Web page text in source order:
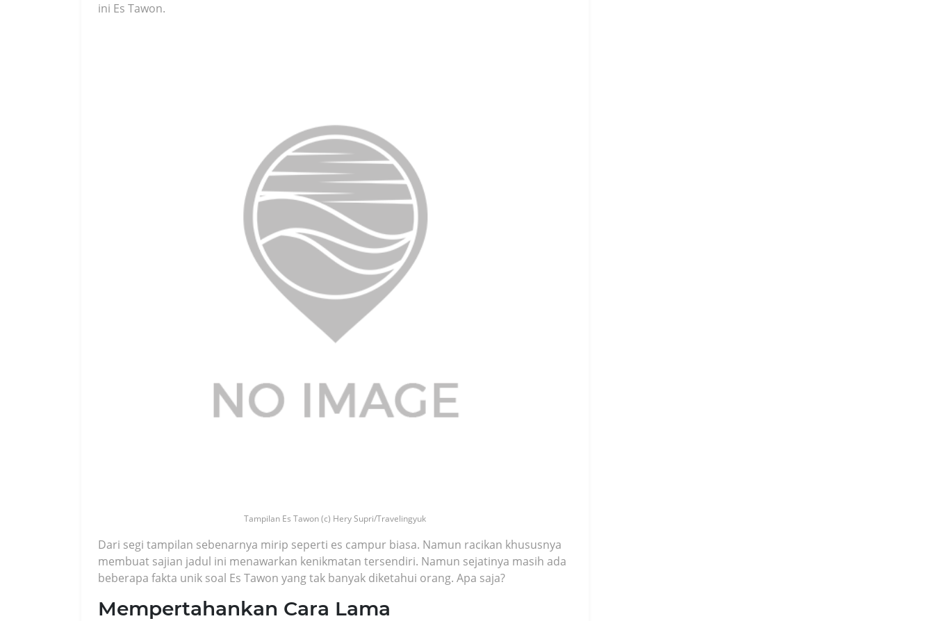
ini Es Tawon.
Tampilan Es Tawon (c) Hery Supri/Travelingyuk
Dari segi tampilan sebenarnya mirip seperti es campur biasa. Namun racikan khususnya
membuat sajian jadul ini menawarkan kenikmatan tersendiri. Namun sejatinya masih ada
beberapa fakta unik soal Es Tawon yang tak banyak diketahui orang. Apa saja?
Mempertahankan Cara Lama